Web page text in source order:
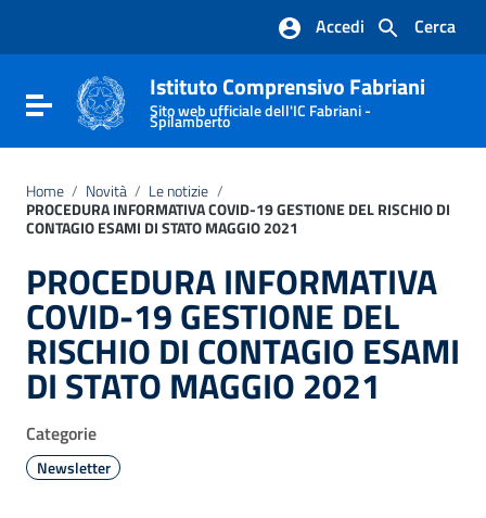
Vai al footer
Cerca
Accedi
Attiva / disattiva la navigazione
Istituto Comprensivo Fabriani
Sito web ufficiale dell'IC Fabriani -
Spilamberto
Home / Novità / Le notizie /
PROCEDURA INFORMATIVA COVID-19 GESTIONE DEL RISCHIO DI
CONTAGIO ESAMI DI STATO MAGGIO 2021
PROCEDURA INFORMATIVA
COVID-19 GESTIONE DEL
RISCHIO DI CONTAGIO ESAMI
DI STATO MAGGIO 2021
Categorie
Newsletter